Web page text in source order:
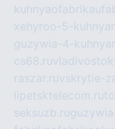
xehyroo-5-
guzywia-4-
cs68.ru
raszar.ruvskrytie-
lipetsktelecom.ru
seksuzb.ru